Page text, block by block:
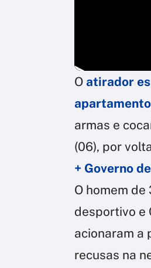
O atirador
apartamento
armas e
(06), por
+ Governo
O homem
desportivo e
acionaram a
recusas na